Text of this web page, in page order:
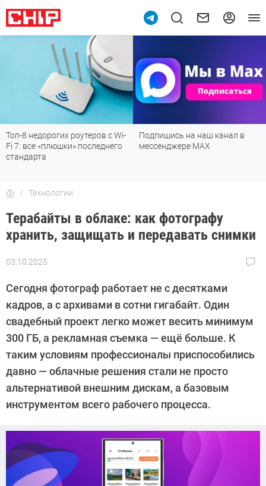
Подпишись на наш канал в
мессенджере МАХ
Рейтинг телевизоров 2026:
лучшие модели для гостиной,
Технологии
Терабайты в облаке: как фотографу
хранить, защищать и передавать снимки
03.10.2025
Автор:
Сегодня фотограф работает не с десятками
кадров, а с архивами в сотни гигабайт. Один
свадебный проект легко может весить минимум
300 ГБ, а рекламная съемка — ещё больше. К
таким условиям профессионалы приспособились
давно — облачные решения стали не просто
альтернативой внешним дискам, а базовым
инструментом всего рабочего процесса.